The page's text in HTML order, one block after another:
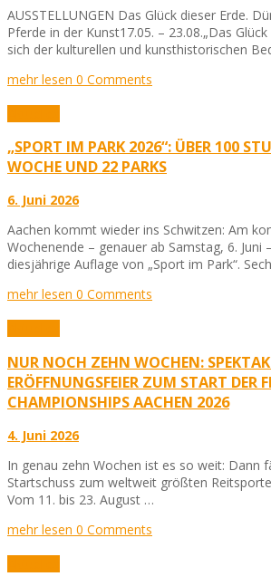
AUSSTELLUNGEN Das Glück dieser Erde.
Pferde in der Kunst17.05. – 23.08.„Das
sich der kulturellen und kunsthistorischen
mehr lesen 0 Comments
„SPORT IM PARK 2026“: ÜBER 100
WOCHE UND 22 PARKS
6. Juni 2026
Aachen kommt wieder ins Schwitzen: Am
Wochenende – genauer ab Samstag, 6. Juni
diesjährige Auflage von „Sport im Park“.
mehr lesen 0 Comments
NUR NOCH ZEHN WOCHEN:
ERÖFFNUNGSFEIER ZUM START DER
CHAMPIONSHIPS AACHEN 2026
4. Juni 2026
In genau zehn Wochen ist es so weit: Dann
Startschuss zum weltweit größten
Vom 11. bis 23. August …
mehr lesen 0 Comments